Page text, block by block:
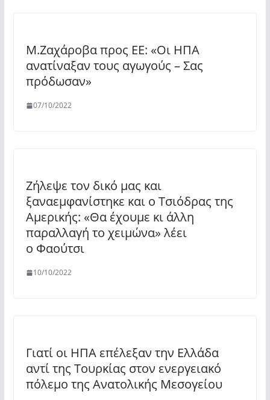
Μ.Ζαχάροβα προς ΕΕ: «Οι ΗΠΑ
ανατίναξαν τους αγωγούς – Σας
πρόδωσαν»
07/10/2022
Ζήλεψε τον δικό μας και
ξαναεμφανίστηκε και ο Τσιόδρας της
Αμερικής: «Θα έχουμε κι άλλη
παραλλαγή το χειμώνα» λέει
ο Φαούτσι
10/10/2022
Γιατί οι ΗΠΑ επέλεξαν την Ελλάδα
αντί της Τουρκίας στον ενεργειακό
πόλεμο της Ανατολικής Μεσογείου